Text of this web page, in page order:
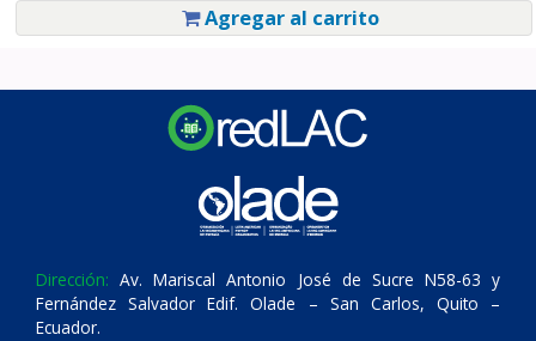
Agregar al carrito
Dirección: Av. Mariscal Antonio José de Sucre N58-63 y
Fernández Salvador Edif. Olade – San Carlos, Quito –
Ecuador.